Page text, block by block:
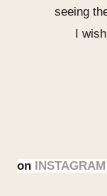
seeing
I
on
INSTAGRAM